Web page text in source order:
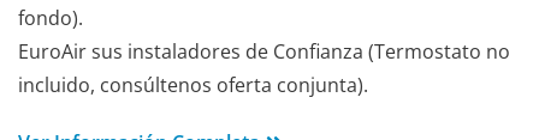
fondo).
EuroAir sus instaladores de Confianza (Termostato no
incluido, consúltenos oferta conjunta).